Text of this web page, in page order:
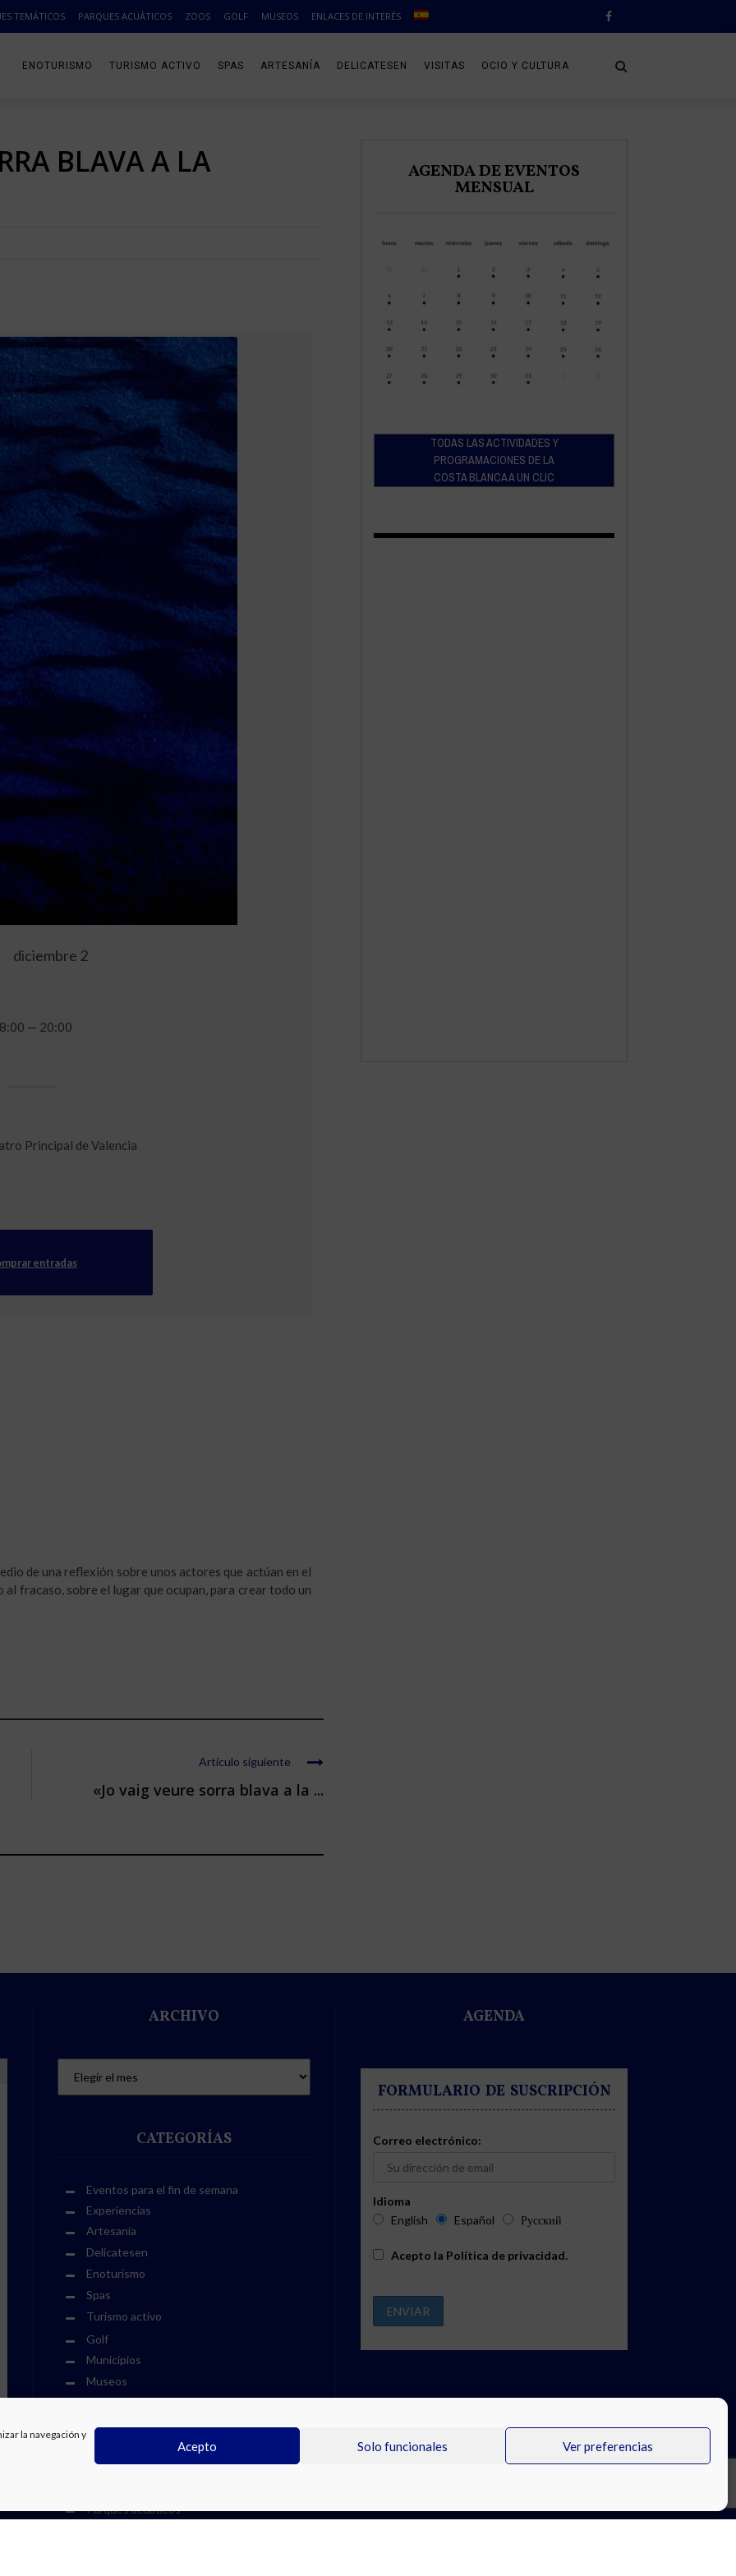
la navegación y
Acepto Solo funcionales Ver preferencias
TEMÁTICOS PARQUES ACUÁTICOS ZOOS GOLF MUSEOS ENLACES DE INTERÉS
ENOTURISMO TURISMO ACTIVO SPAS ARTESANÍA DELICATESEN VISITAS OCIO Y CULTURA
BLAVA A LA
de una reflexión sobre unos actores que actúan en el
fracaso, sobre el lugar que ocupan, para crear todo un
diciembre 2
— 20:00
Principal de Valencia
entradas
Artículo siguiente
«Jo vaig veure sorra blava a la ...
AGENDA DE EVENTOS
MENSUAL
TODAS LAS ACTIVIDADES Y
PROGRAMACIONES DE LA
COSTA BLANCA A UN CLIC
ARCHIVO
CATEGORÍAS
Eventos para el fin de semana
Experiencias
Artesanía
Delicatesen
Enoturismo
Spas
Turismo activo
Golf
Municipios
Museos
Ocio y cultura
Eventos deportivos
Fiestas
Parques acuáticos
AGENDA
FORMULARIO DE SUSCRIPCIÓN
Correo electrónico:
Idioma
English
Español Русский
Acepto la Política de privacidad.